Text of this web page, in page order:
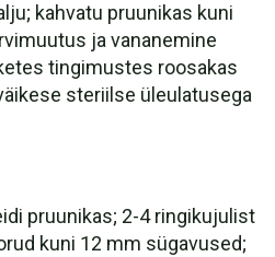
kahvatu pruunikas kuni
ja vananemine
tingimustes roosakas
steriilse üleulatusega
pruunikas; 2-4 ringikujulist
kuni 12 mm sügavused;